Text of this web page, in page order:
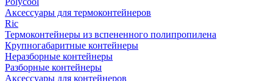
Аксессуары для термоконтейнеров
Ric
Термоконтейнеры из вспененного полипропилена
Крупногабаритные контейнеры
Неразборные контейнеры
Разборные контейнеры
Аксессуары для контейнеров